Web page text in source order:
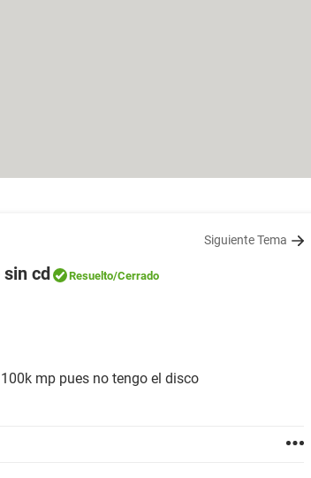
Siguiente Tema
cd Resuelto/Cerrado
mp pues no tengo el disco